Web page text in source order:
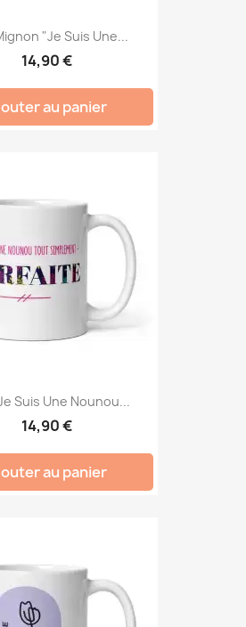
"Je Suis Une...
14,90 €
au panier
Suis Une Nounou...
14,90 €
au panier